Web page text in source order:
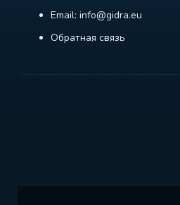
Email: info@gidra.eu
Обратная связь